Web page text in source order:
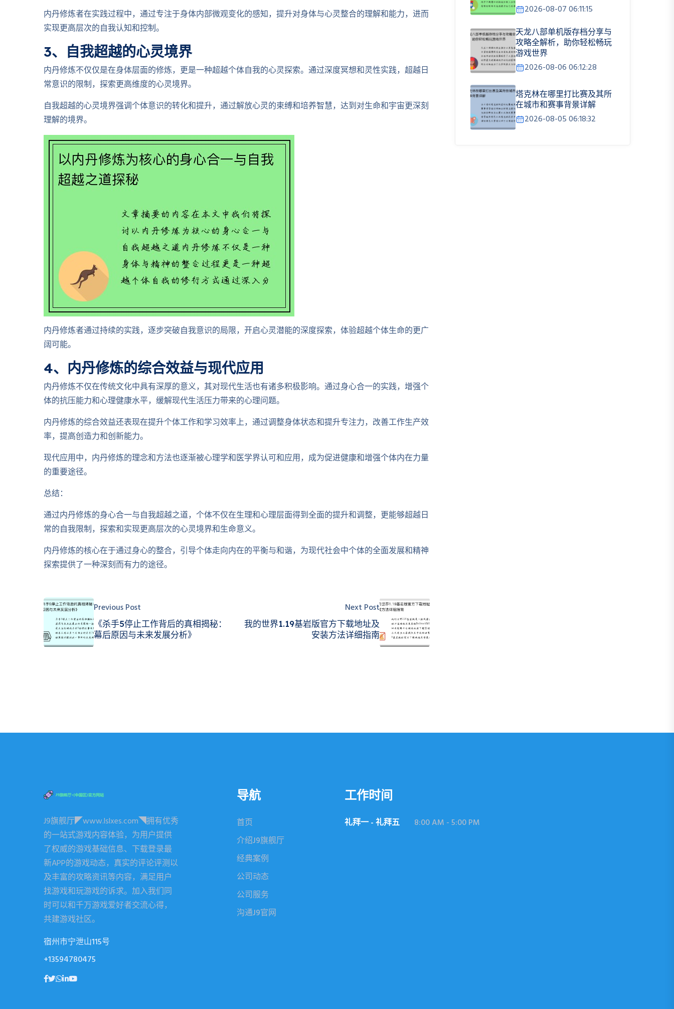
内丹修炼者在实践过程中，通过专注于身体内部微观变化的感知，提升对身体与心灵整合的理解和能力，进而
实现更高层次的自我认知和控制。
3、自我超越的心灵境界
内丹修炼不仅仅是在身体层面的修炼，更是一种超越个体自我的心灵探索。通过深度冥想和灵性实践，超越日
常意识的限制，探索更高维度的心灵境界。
自我超越的心灵境界强调个体意识的转化和提升，通过解放心灵的束缚和培养智慧，达到对生命和宇宙更深刻
理解的境界。
内丹修炼者通过持续的实践，逐步突破自我意识的局限，开启心灵潜能的深度探索，体验超越个体生命的更广
阔可能。
4、内丹修炼的综合效益与现代应用
内丹修炼不仅在传统文化中具有深厚的意义，其对现代生活也有诸多积极影响。通过身心合一的实践，增强个
体的抗压能力和心理健康水平，缓解现代生活压力带来的心理问题。
内丹修炼的综合效益还表现在提升个体工作和学习效率上，通过调整身体状态和提升专注力，改善工作生产效
率，提高创造力和创新能力。
现代应用中，内丹修炼的理念和方法也逐渐被心理学和医学界认可和应用，成为促进健康和增强个体内在力量
的重要途径。
总结：
通过内丹修炼的身心合一与自我超越之道，个体不仅在生理和心理层面得到全面的提升和调整，更能够超越日
常的自我限制，探索和实现更高层次的心灵境界和生命意义。
内丹修炼的核心在于通过身心的整合，引导个体走向内在的平衡与和谐，为现代社会中个体的全面发展和精神
探索提供了一种深刻而有力的途径。
Previous Post
《杀手5停止工作背后的真相揭秘：
幕后原因与未来发展分析》
Next Post
我的世界1.19基岩版官方下载地址及
安装方法详细指南
2026-08-07 06:11:15
天龙八部单机版存档分享与
攻略全解析，助你轻松畅玩
游戏世界
2026-08-06 06:12:28
塔克林在哪里打比赛及其所
在城市和赛事背景详解
2026-08-05 06:18:32
J9旗舰厅◤www.lslxes.com◥拥有优秀
的一站式游戏内容体验，为用户提供
了权威的游戏基础信息、下载登录最
新APP的游戏动态，真实的评论评测以
及丰富的攻略资讯等内容，满足用户
找游戏和玩游戏的诉求。加入我们同
时可以和千万游戏爱好者交流心得，
共建游戏社区。
宿州市宁泄山115号
+13594780475
导航
首页
介绍J9旗舰厅
经典案例
公司动态
公司服务
沟通J9官网
工作时间
礼拜一 - 礼拜五 8:00 AM - 5:00 PM